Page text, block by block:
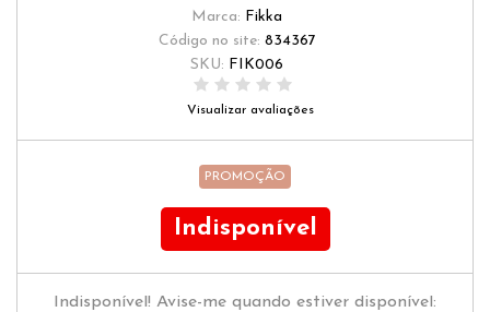
Marca: Fikka
Código no site: 834367
SKU: FIK006
Visualizar avaliações
PROMOÇÃO
Indisponível
Indisponível! Avise-me quando estiver disponível: